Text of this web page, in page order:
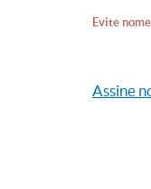
Evite
Assine